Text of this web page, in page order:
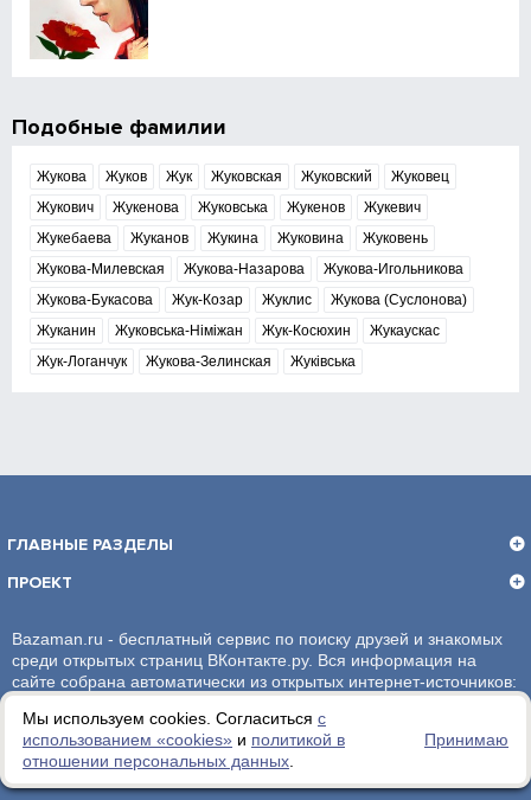
Мы используем cookies. Согласиться с
использованием «сookies» и политикой в
отношении персональных данных
Принимаю
Подобные фамилии
Жукова Жуков Жук Жуковская Жуковский
Жуковец
Жукович
Жукенова Жуковська Жукенов
Жукевич
Жукебаева
Жуканов Жукина Жуковина
Жуковень
Жукова-Милевская
Жукова-Назарова
Жукова-Игольникова
Жукова-Букасова
Жук-Козар Жуклис
Жукова (Суслонова)
Жуканин
Жуковська-Німіжан Жук-Косюхин
Жукаускас
Жук-Логанчук
Жукова-Зелинская Жуківська
ГЛАВНЫЕ РАЗДЕЛЫ
ПРОЕКТ
Bazaman.ru - бесплатный сервис по поиску друзей и знакомых
среди открытых страниц ВКонтакте.ру. Вся информация на
сайте собрана автоматически из открытых интернет-источников:
администрация сайта ответственности не несет.
Политика обработки персональных данных